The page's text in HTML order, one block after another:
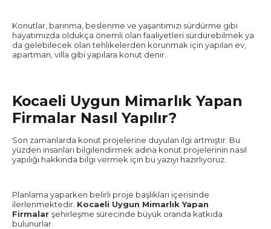
Konutlar, barınma, beslenme ve yaşantımızı sürdürme gibi
hayatımızda oldukça önemli olan faaliyetleri sürdürebilmek ya
da gelebilecek olan tehlikelerden korunmak için yapılan ev,
apartman, villa gibi yapılara konut denir.
Kocaeli Uygun Mimarlık Yapan
Firmalar Nasıl Yapılır?
Son zamanlarda konut projelerine duyulan ilgi artmıştır. Bu
yüzden insanları bilgilendirmek adına konut projelerinin nasıl
yapılığı hakkında bilgi vermek için bu yazıyı hazırlıyoruz.
Planlama yaparken belirli proje başlıkları içerisinde
ilerlenmektedir. Kocaeli Uygun Mimarlık Yapan
Firmalar şehirleşme sürecinde büyük oranda katkıda
bulunurlar.